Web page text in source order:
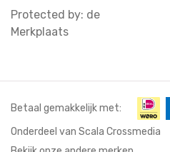
Protected by: de
Merkplaats
Onderdeel van Scala Crossmedia
Betaal gemakkelijk met: